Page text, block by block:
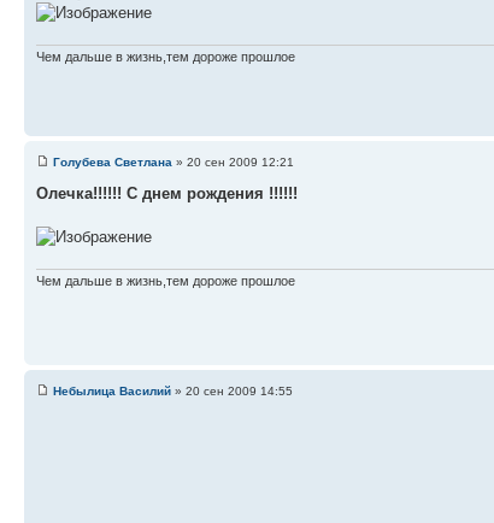
Чем дальше в жизнь,тем дороже прошлое
Голубева Светлана » 20 сен 2009 12:21
Олечка!!!!!! С днем рождения !!!!!!
Чем дальше в жизнь,тем дороже прошлое
Небылица Василий » 20 сен 2009 14:55